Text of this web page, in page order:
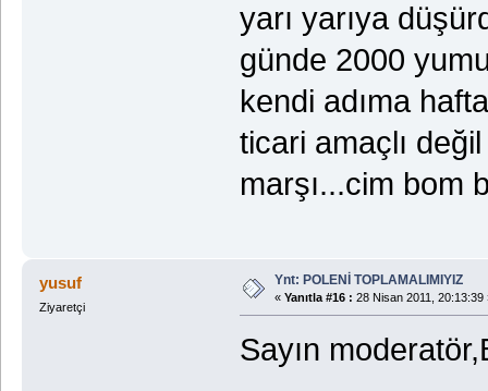
yarı yarıya
günde 2000
kendi adıma
ticari amaçlı
marşı...cim bom
yusuf
Ziyaretçi
Ynt: POLENİ TOPLAMALIMIYIZ
« Yanıtla #16 : 28 Nisan 2011, 20:13:39
Sayın